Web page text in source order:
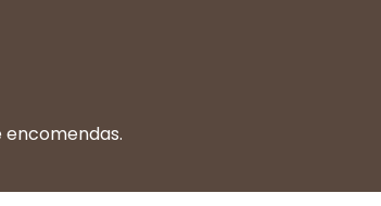
encomendas.